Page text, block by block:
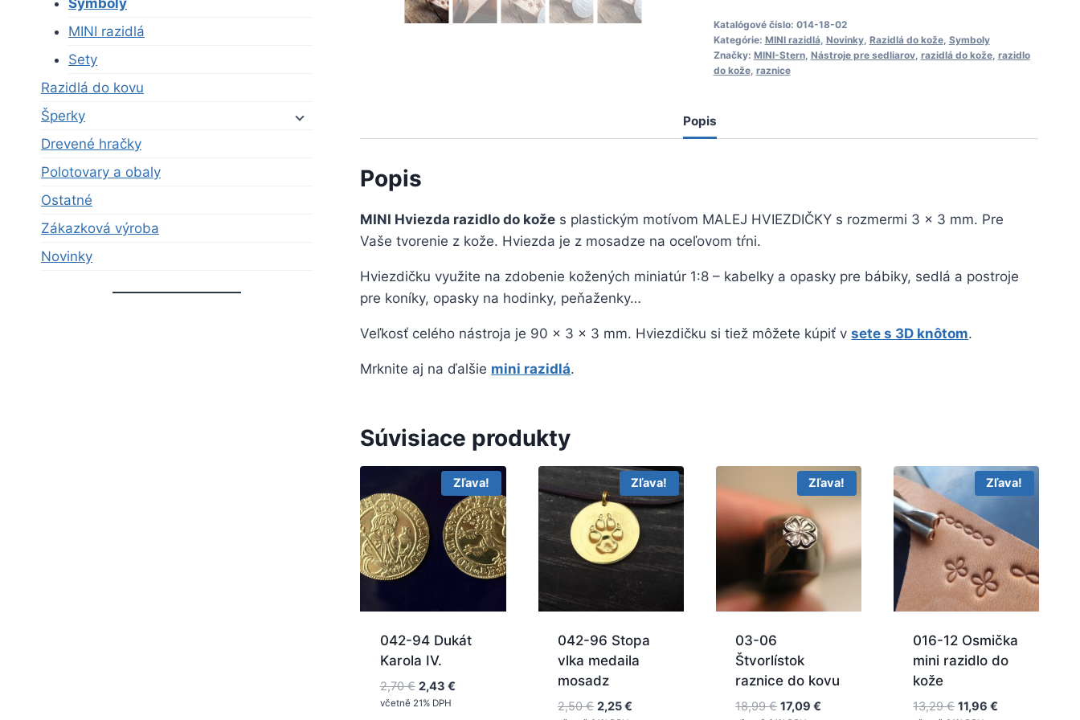
MINI
Hviezda
razidlo
Katalógové číslo: 014-18-02
Kategórie: MINI razidlá, Novinky, Razidlá do kože, Symboly
Značky: MINI-Stern, Nástroje pre sedliarov, razidlá do kože, razidlo
do kože, raznice
Popis
Popis
MINI Hviezda razidlo do kože s plastickým motívom MALEJ HVIEZDIČKY s rozmermi 3 x 3 mm. Pre
Vaše tvorenie z kože. Hviezda je z mosadze na oceľovom tŕni.
Hviezdičku využite na zdobenie kožených miniatúr 1:8 – kabelky a opasky pre bábiky, sedlá a postroje
pre koníky, opasky na hodinky, peňaženky…
Veľkosť celého nástroja je 90 x 3 x 3 mm. Hviezdičku si tiež môžete kúpiť vsete s 3D knôtom.
Mrknite aj na ďalšie mini razidlá.
Súvisiace produkty
Zľava!
042-94 Dukát
Karola IV.
2,70€ Pôvodná
cena
2,43 €Aktuálna
včetně 21% DPH
Zľava!
042-96 Stopa
vlka medaila
mosadz
2,50€ Pôvodná
2,25€
Zľava!
03-06
Štvorlístok
raznice do kovu
18,99€ Pôvodná
17,09€
Zľava!
016-12 Osmička
mini razidlo do
kože
13,29€ Pôvodná
11,96€
Symboly
MINI razidlá
Sety
Razidlá do kovu
Šperky
Drevené hračky
Polotovary a obaly
Ostatné
Zákazková výroba
Novinky